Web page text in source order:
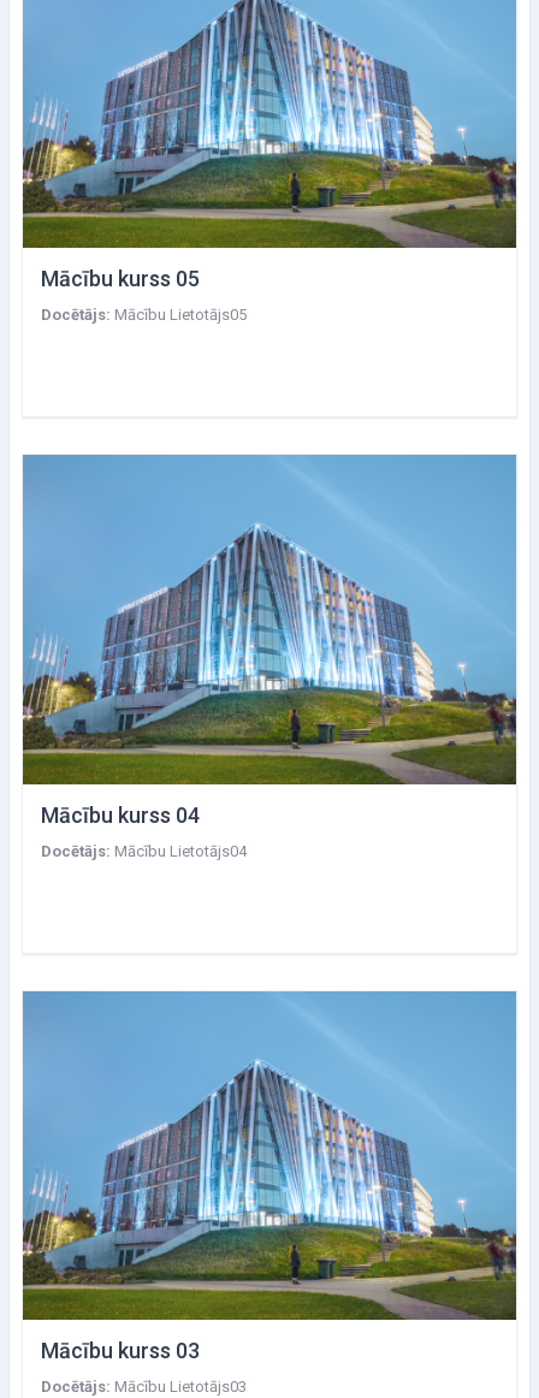
Mācību kurss 05
Docētājs: Mācību Lietotājs05
Mācību kurss 04
Docētājs: Mācību Lietotājs04
Mācību kurss 03
Docētājs: Mācību Lietotājs03